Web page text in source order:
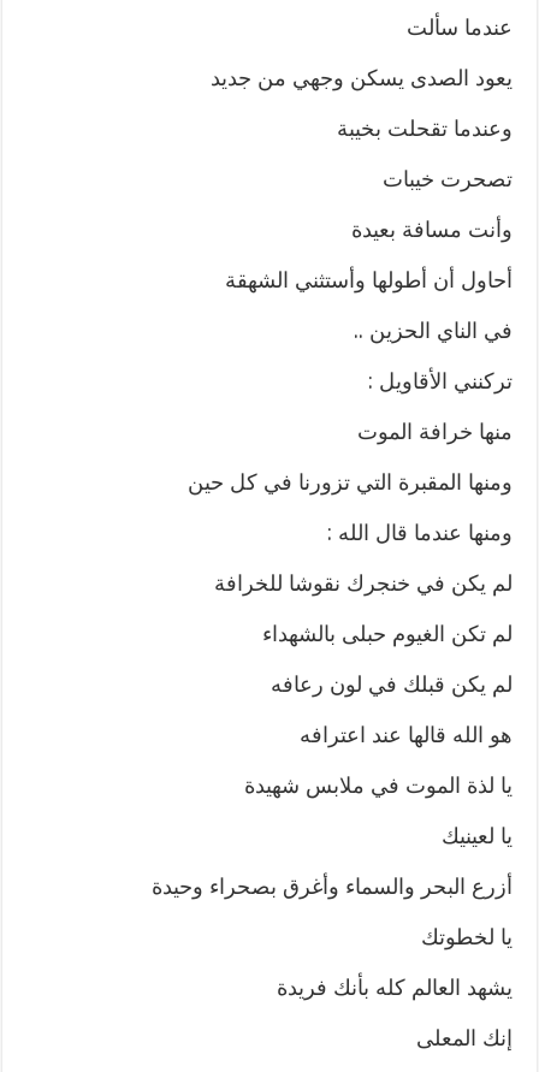
عندما سألت
يعود الصدى يسكن وجهي من جديد
وعندما تقحلت بخيبة
تصحرت خيبات
وأنت مسافة بعيدة
أحاول أن أطولها وأستثني الشهقة
في الناي الحزين ..
تركنني الأقاويل :
منها خرافة الموت
ومنها المقبرة التي تزورنا في كل حين
ومنها عندما قال الله :
لم يكن في خنجرك نقوشا للخرافة
لم تكن الغيوم حبلى بالشهداء
لم يكن قبلك في لون رعافه
هو الله قالها عند اعترافه
يا لذة الموت في ملابس شهيدة
يا لعينيك
أزرع البحر والسماء وأغرق بصحراء وحيدة
يا لخطوتك
يشهد العالم كله بأنك فريدة
إنك المعلى